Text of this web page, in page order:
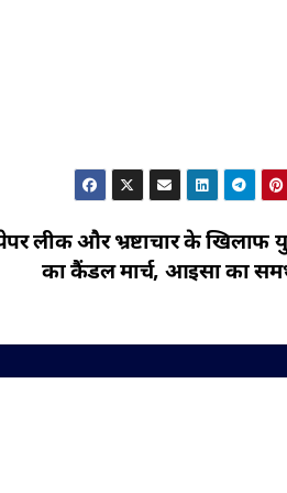
लीक और भ्रष्टाचार के खिलाफ
का कैंडल मार्च, आइसा का